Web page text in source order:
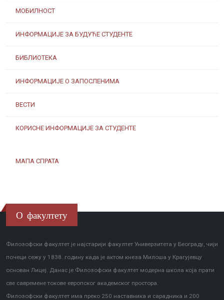
МОБИЛНОСТ
ИНФОРМАЦИЈЕ ЗА БУДУЋЕ СТУДЕНТЕ
БИБЛИОТЕКА
ИНФОРМАЦИЈЕ О ЗАПОСЛЕНИМА
ВЕСТИ
КОРИСНЕ ИНФОРМАЦИЈЕ ЗА СТУДЕНТЕ
МАПА СПРАТА
О факултету
Филозофски факултет је најстарији факултет Универзитета у Београду, чији
почеци сежу у 1838. годину када је актом кнеза Милоша у Крагујевцу
основан Лицеј. Данас је Филозофски факултет модерна школа која прати
све савремене токове европског академског простора.
Филозофски факултет има преко 250 наставника и сарадника и 200